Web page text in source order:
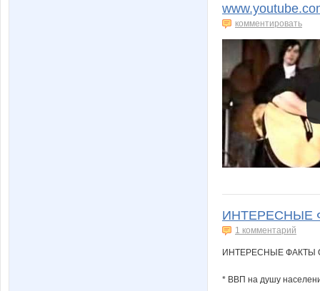
комментировать
ИНТЕРЕСНЫЕ
1 комментарий
ИНТЕРЕСНЫЕ ФАКТЫ
* ВВП на душу